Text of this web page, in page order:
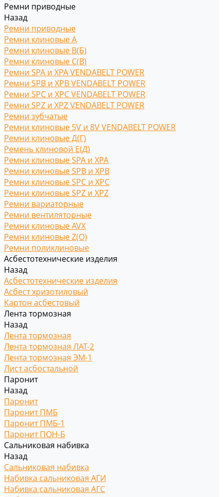
Ремни приводные
Назад
Ремни приводные
Ремни клиновые A
Ремни клиновые В(Б)
Ремни клиновые С(B)
Ремни SPA и XPA VENDABELT POWER
Ремни SPB и XPB VENDABELT POWER
Ремни SPC и XPC VENDABELT POWER
Ремни SPZ и XPZ VENDABELT POWER
Ремни зубчатые
Ремни клиновые 5V и 8V VENDABELT POWER
Ремни клиновые Д(Г)
Ремень клиновой Е(Д)
Ремни клиновые SPA и XPA
Ремни клиновые SPB и XPB
Ремни клиновые SPC и XPC
Ремни клиновые SPZ и XPZ
Ремни вариаторные
Ремни вентиляторные
Ремни клиновые AVX
Ремни клиновые Z(O)
Ремни поликлиновые
Асбестотехнические изделия
Назад
Асбестотехнические изделия
Асбест хризотиловый
Картон асбестовый
Лента тормозная
Назад
Лента тормозная
Лента тормозная ЛАТ-2
Лента тормозная ЭМ-1
Лист асбостальной
Паронит
Назад
Паронит
Паронит ПМБ
Паронит ПМБ-1
Паронит ПОН-Б
Сальниковая набивка
Назад
Сальниковая набивка
Набивка сальниковая АГИ
Набивка сальниковая АГС